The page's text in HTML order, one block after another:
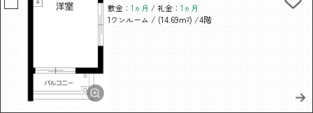
敷金：1ヵ月 / 礼金：1ヵ月
1ワンルーム / (14.69m²) /4階